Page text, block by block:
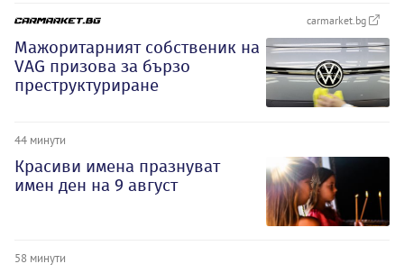
carmarket.bg
Мажоритарният собственик на
VAG призова за бързо
преструктуриране
44 минути
Красиви имена празнуват
имен ден на 9 август
58 минути